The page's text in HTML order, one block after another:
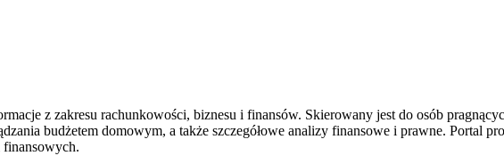
z zakresu rachunkowości, biznesu i finansów. Skierowany jest do osób
budżetem domowym, a także szczegółowe analizy finansowe i prawne. Portal